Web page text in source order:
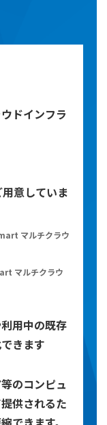
ドインフラ
意していま
マルチクラウ
マルチクラウ
用中の既存
きます
のコンピュ
供されるた